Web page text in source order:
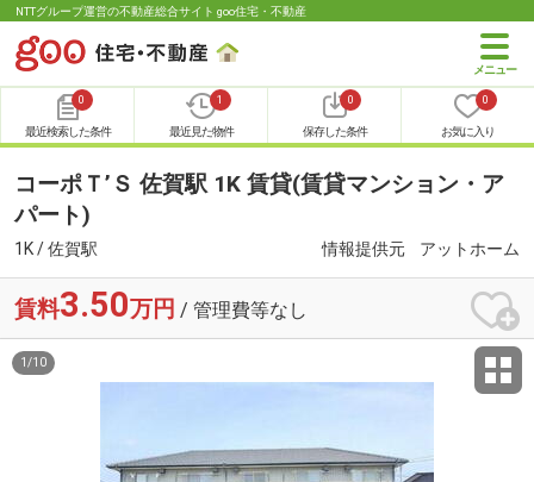
NTTグループ運営の不動産総合サイト goo住宅・不動産
0
最近検索した条件
1
最近見た物件
0
保存した条件
0
お気に入り
コーポＴ’Ｓ 佐賀駅 1K 賃貸(賃貸マンション・ア
パート)
1K / 佐賀駅 情報提供元 アットホーム
賃料3.50万円 / 管理費等なし
1 /10